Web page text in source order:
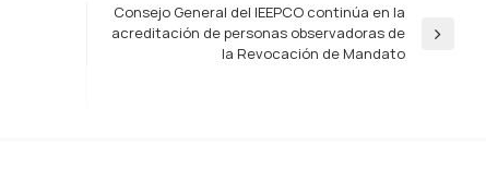
Entrada
Consejo General del IEEPCO continúa en la
acreditación de personas observadoras de
la Revocación de Mandato